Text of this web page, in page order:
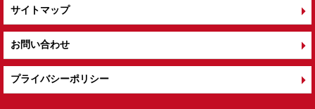
サイトマップ
お問い合わせ
プライバシーポリシー